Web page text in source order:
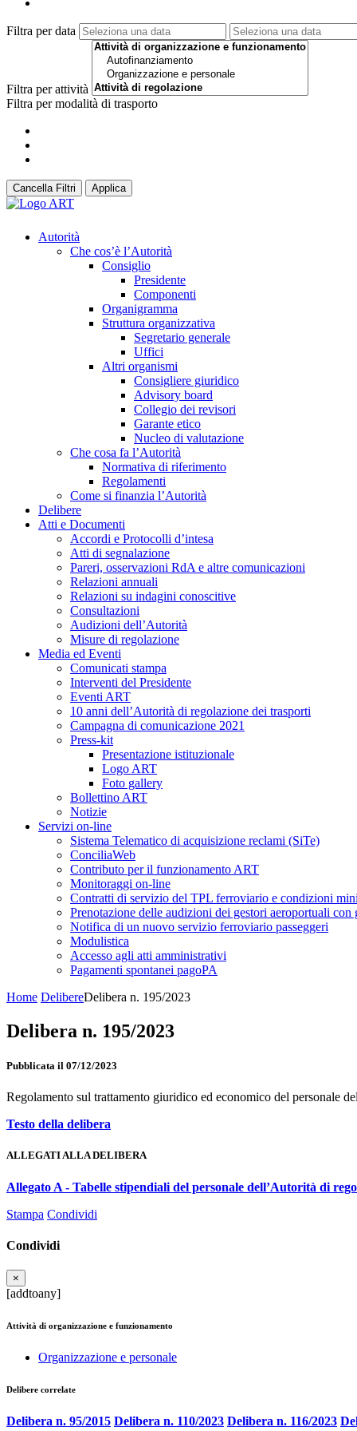
Filtra per data
Filtra per attività
Filtra per modalità di trasporto
Cancella Filtri Applica
Autorità
Che cos’è l’Autorità
Consiglio
Presidente
Componenti
Organigramma
Struttura organizzativa
Segretario generale
Uffici
Altri organismi
Consigliere giuridico
Advisory board
Collegio dei revisori
Garante etico
Nucleo di valutazione
Che cosa fa l’Autorità
Normativa di riferimento
Regolamenti
Come si finanzia l’Autorità
Delibere
Atti e Documenti
Accordi e Protocolli d’intesa
Atti di segnalazione
Pareri, osservazioni RdA e altre comunicazioni
Relazioni annuali
Relazioni su indagini conoscitive
Consultazioni
Audizioni dell’Autorità
Misure di regolazione
Media ed Eventi
Comunicati stampa
Interventi del Presidente
Eventi ART
10 anni dell’Autorità di regolazione dei trasporti
Campagna di comunicazione 2021
Press-kit
Presentazione istituzionale
Logo ART
Foto gallery
Bollettino ART
Notizie
Servizi on-line
Sistema Telematico di acquisizione reclami (SiTe)
ConciliaWeb
Contributo per il funzionamento ART
Monitoraggi on-line
Contratti di servizio del TPL ferroviario e condizioni
Prenotazione delle audizioni dei gestori aeroportuali con
Notifica di un nuovo servizio ferroviario passeggeri
Modulistica
Accesso agli atti amministrativi
Pagamenti spontanei pagoPA
Home DelibereDelibera n. 195/2023
Delibera n. 195/2023
Pubblicata il 07/12/2023
Regolamento sul trattamento giuridico ed economico del personale
Testo della delibera
ALLEGATI ALLA DELIBERA
Allegato A - Tabelle stipendiali del personale dell’Autorità di
Stampa Condividi
Condividi
×
[addtoany]
Attività di organizzazione e funzionamento
Organizzazione e personale
Delibere correlate
Delibera n. 95/2015 Delibera n. 110/2023 Delibera n. 116/2023